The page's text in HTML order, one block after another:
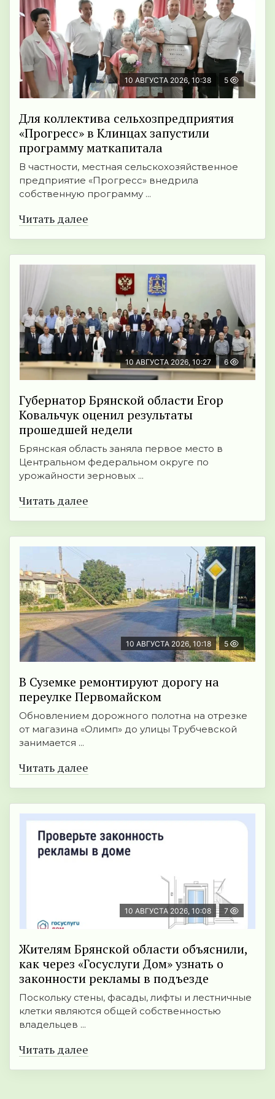
10 АВГУСТА 2026, 10:38 5
Для коллектива сельхозпредприятия
«Прогресс» в Клинцах запустили
программу маткапитала
В частности, местная сельскохозяйственное
предприятие «Прогресс» внедрила
собственную программу ...
Читать далее
10 АВГУСТА 2026, 10:27 6
Губернатор Брянской области Егор
Ковальчук оценил результаты
прошедшей недели
Брянская область заняла первое место в
Центральном федеральном округе по
урожайности зерновых ...
Читать далее
10 АВГУСТА 2026, 10:18 5
В Суземке ремонтируют дорогу на
переулке Первомайском
Обновлением дорожного полотна на отрезке
от магазина «Олимп» до улицы Трубчевской
занимается ...
Читать далее
10 АВГУСТА 2026, 10:08 7
Жителям Брянской области объяснили,
как через «Госуслуги Дом» узнать о
законности рекламы в подъезде
Поскольку стены, фасады, лифты и лестничные
клетки являются общей собственностью
владельцев ...
Читать далее